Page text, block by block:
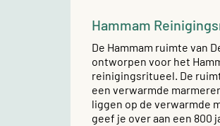
Hammam
De Hammam ruimte van
ontworpen voor het
reinigingsritueel. De
een verwarmde
liggen op de verwarmde
geef je over aan een 800